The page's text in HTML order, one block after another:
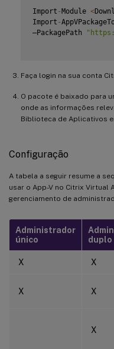
Import -Module <
Import -
–PackagePath
Faça login na sua conta
O pacote é baixado para
onde as informações
Biblioteca de Aplicativos
Configuração
A tabela a seguir resume a
usar o App-V no Citrix Virtual
gerenciamento de
Administrador
único
duplo
X X
X X
X